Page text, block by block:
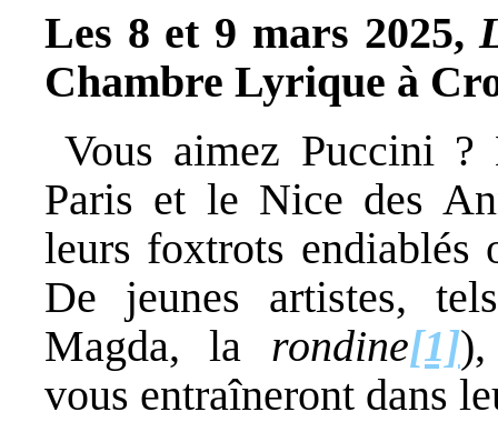
Les 8 et 9 mars 2025,
Chambre Lyrique à
Vous aimez Puccini
Paris et le Nice des
leurs foxtrots endiablés
De jeunes artistes,
Magda, la rondine[1]
vous entraîneront dans